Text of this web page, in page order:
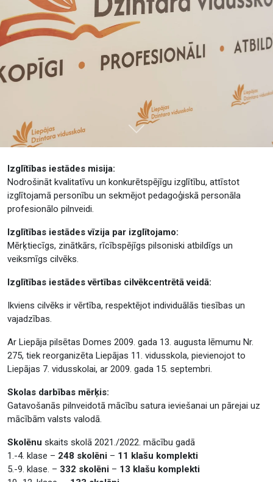
Tālāk
Izglītības iestādes misija:
Nodrošināt kvalitatīvu un konkurētspējīgu izglītību, attīstot
izglītojamā personību un sekmējot pedagoģiskā personāla
profesionālo pilnveidi.
Izglītības iestādes vīzija par izglītojamo:
Mērķtiecīgs, zinātkārs, rīcībspējīgs pilsoniski atbildīgs un
veiksmīgs cilvēks.
Izglītības iestādes vērtības cilvēkcentrētā veidā:
Ikviens cilvēks ir vērtība, respektējot individuālās tiesības un
vajadzības.
Ar Liepāja pilsētas Domes 2009. gada 13. augusta lēmumu Nr.
275, tiek reorganizēta Liepājas 11. vidusskola, pievienojot to
Liepājas 7. vidusskolai, ar 2009. gada 15. septembri.
Skolas darbības mērķis:
Gatavošanās pilnveidotā mācību satura ieviešanai un pārejai uz
mācībām valsts valodā.
Skolēnu skaits skolā 2021./2022. mācību gadā
1.-4. klase – 248 skolēni – 11 klašu komplekti
5.-9. klase. – 332 skolēni – 13 klašu komplekti